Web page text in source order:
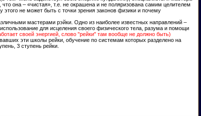
она – «чистая», т.е. не окрашена и не поляризована самим целителем
не может быть с точки зрения законов физики и почему
мастерами рэйки. Одно из наиболее известных направлений –
для исцеления своего физического тела, разума и помощи
своей энергией, слово "рейки" там вообще не должно быть)
эти школы рейки, обучение по системам которых разделено на
3 ступень рейки.